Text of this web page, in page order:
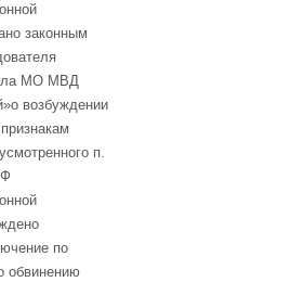
законным
МО МВД
возбуждении
п.
по
обвинению